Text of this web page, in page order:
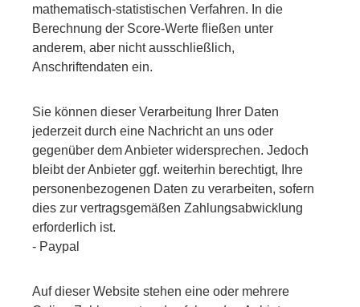
mathematisch-statistischen Verfahren. In die
Berechnung der Score-Werte fließen unter
anderem, aber nicht ausschließlich,
Anschriftendaten ein.
Sie können dieser Verarbeitung Ihrer Daten
jederzeit durch eine Nachricht an uns oder
gegenüber dem Anbieter widersprechen. Jedoch
bleibt der Anbieter ggf. weiterhin berechtigt, Ihre
personenbezogenen Daten zu verarbeiten, sofern
dies zur vertragsgemäßen Zahlungsabwicklung
erforderlich ist.
- Paypal
Auf dieser Website stehen eine oder mehrere